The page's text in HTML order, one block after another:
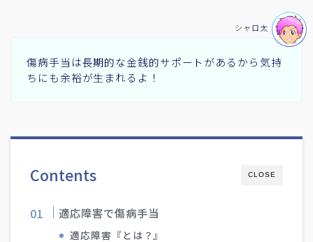
傷病手当は長期的な金銭的サポートがあるから気持
ちにも余裕が生まれるよ！
シャロ太
CLOSE
Contents
適応障害で傷病手当
適応障害『とは？』